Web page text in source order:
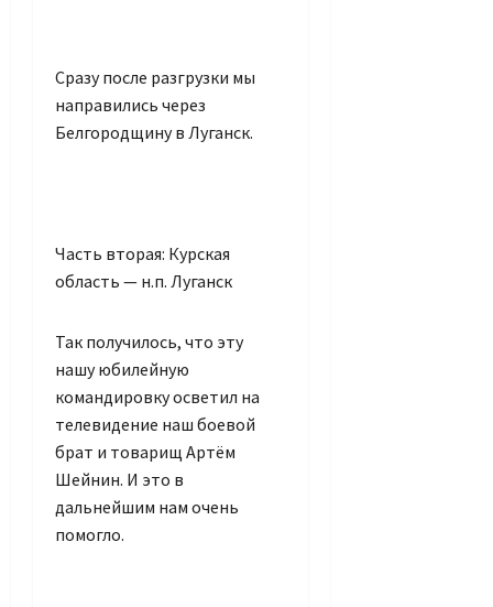
Сразу после разгрузки мы
направились через
Белгородщину в Луганск.
Часть вторая: Курская
область — н.п. Луганск
Так получилось, что эту
нашу юбилейную
командировку осветил на
телевидение наш боевой
брат и товарищ Артём
Шейнин. И это в
дальнейшим нам очень
помогло.